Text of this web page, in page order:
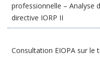
professionnelle – Analyse
directive IORP II
Consultation EIOPA sur le